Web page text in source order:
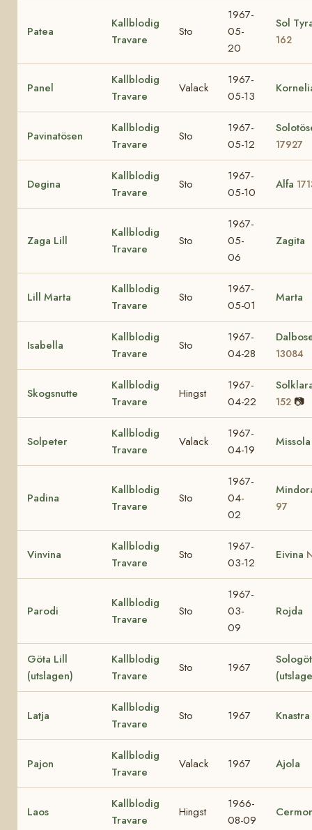
Patea
Kallblodig
Travare
Sto
1967-
05-
20
Sol
162
Panel
Kallblodig
Travare
Valack
1967-
05-13
Pavinatösen
Kallblodig
Travare
Sto
1967-
05-12
17927
Degina
Kallblodig
Travare
Sto
1967-
05-10
Alfa
Zaga Lill
Kallblodig
Travare
Sto
1967-
05-
06
Zagita
Lill Marta
Kallblodig
Travare
Sto
1967-
05-01
Marta
Isabella
Kallblodig
Travare
Sto
1967-
04-28
13084
Skogsnutte
Kallblodig
Travare
Hingst
1967-
04-22
152 📷
Solpeter
Kallblodig
Travare
Valack
1967-
04-19
Missola
Padina
Kallblodig
Travare
Sto
1967-
04-
02
97
Vinvina
Kallblodig
Travare
Sto
1967-
03-12
Eivina
Parodi
Kallblodig
Travare
Sto
1967-
03-
09
Rojda
Göta Lill
(utslagen)
Kallblodig
Travare
Sto 1967
Latja
Kallblodig
Travare
Sto 1967 Knastra
Pajon
Kallblodig
Travare
Valack 1967 Ajola
Laos
Kallblodig
Travare
Hingst
1966-
08-09